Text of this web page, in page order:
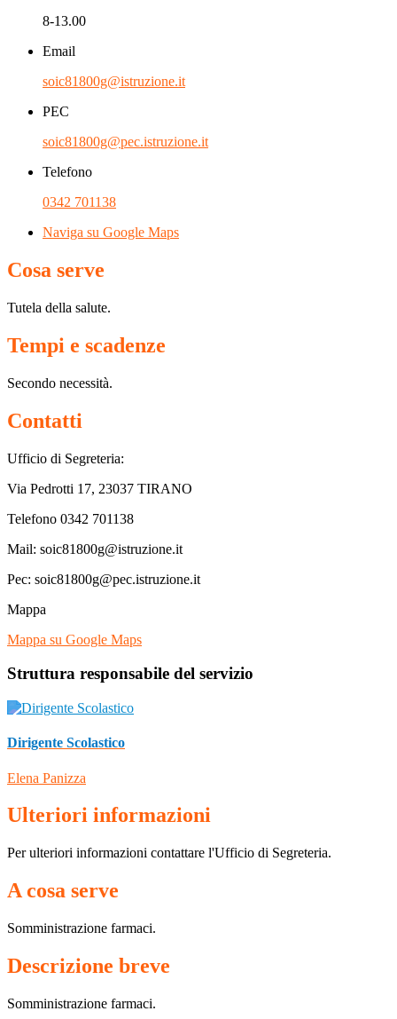
8-13.00
Email
soic81800g@istruzione.it
PEC
soic81800g@pec.istruzione.it
Telefono
0342 701138
Naviga su Google Maps
Cosa serve
Tutela della salute.
Tempi e scadenze
Secondo necessità.
Contatti
Ufficio di Segreteria:
Via Pedrotti 17, 23037 TIRANO
Telefono 0342 701138
Mail: soic81800g@istruzione.it
Pec: soic81800g@pec.istruzione.it
Mappa
Mappa su Google Maps
Struttura responsabile del servizio
Dirigente Scolastico
Elena Panizza
Ulteriori informazioni
Per ulteriori informazioni contattare l'Ufficio di Segreteria.
A cosa serve
Somministrazione farmaci.
Descrizione breve
Somministrazione farmaci.